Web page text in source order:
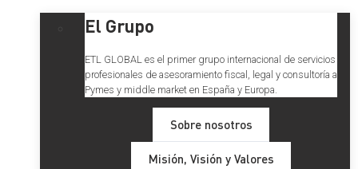
El Grupo
ETL GLOBAL es el primer grupo internacional de servicios
profesionales de asesoramiento fiscal, legal y consultoría a
Pymes y middle market en España y Europa.
Sobre nosotros
Misión, Visión y Valores